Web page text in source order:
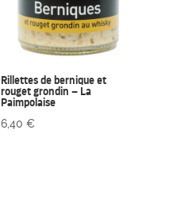
Rillettes de bernique et
rouget grondin – La
Paimpolaise
6,40€